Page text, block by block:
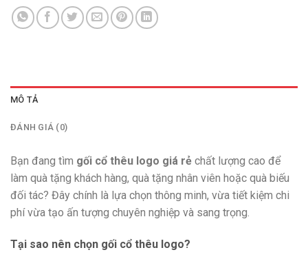
MÔ TẢ
ĐÁNH GIÁ (0)
Bạn đang tìm gối cổ thêu logo giá rẻ chất lượng cao để
làm quà tặng khách hàng, quà tặng nhân viên hoặc quà biếu
đối tác? Đây chính là lựa chọn thông minh, vừa tiết kiệm chi
phí vừa tạo ấn tượng chuyên nghiệp và sang trọng.
Tại sao nên chọn gối cổ thêu logo?